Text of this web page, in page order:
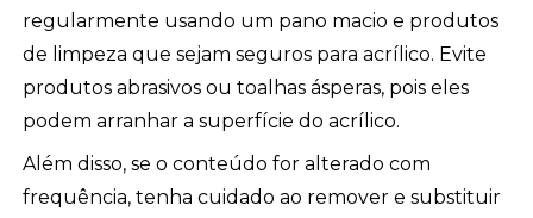
regularmente usando um pano macio e produtos
de limpeza que sejam seguros para acrílico. Evite
produtos abrasivos ou toalhas ásperas, pois eles
podem arranhar a superfície do acrílico.
Além disso, se o conteúdo for alterado com
frequência, tenha cuidado ao remover e substituir